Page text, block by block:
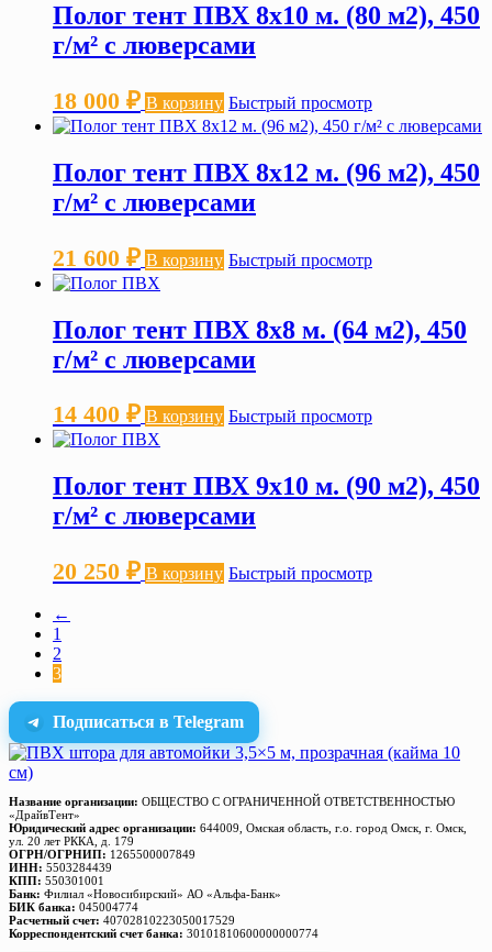
Полог тент ПВХ 8х10 м. (80 м2), 450
г/м² с люверсами
18 000 ₽ В корзину Быстрый просмотр
Полог тент ПВХ 8х12 м. (96 м2), 450
г/м² с люверсами
21 600 ₽ В корзину Быстрый просмотр
Полог тент ПВХ 8х8 м. (64 м2), 450
г/м² с люверсами
14 400 ₽ В корзину Быстрый просмотр
Полог тент ПВХ 9х10 м. (90 м2), 450
г/м² с люверсами
20 250 ₽ В корзину Быстрый просмотр
←
1
2
3
Подписаться в Telegram
Название организации: ОБЩЕСТВО С ОГРАНИЧЕННОЙ ОТВЕТСТВЕННОСТЬЮ
«ДрайвТент»
Юридический адрес организации: 644009, Омская область, г.о. город Омск, г. Омск,
ул. 20 лет РККА, д. 179
ОГРН/ОГРНИП: 1265500007849
ИНН: 5503284439
КПП: 550301001
Банк: Филиал «Новосибирский» АО «Альфа-Банк»
БИК банка: 045004774
Расчетный счет: 40702810223050017529
Корреспондентский счет банка: 30101810600000000774